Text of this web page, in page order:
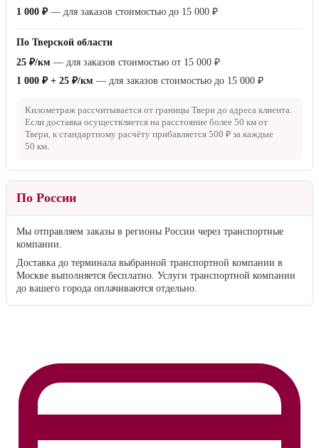
1 000 ₽— для заказов стоимостью до 15 000 ₽
По Тверской области
25 ₽/км — для заказов стоимостью от 15 000 ₽
1 000 ₽ + 25 ₽/км — для заказов стоимостью до 15 000 ₽
Километраж рассчитывается от границы Твери до адреса клиента.
Если доставка осуществляется на расстояние более 50 км от
Твери, к стандартному расчёту прибавляется 500 ₽ за каждые
50 км
По России
Мы отправляем заказы в регионы России через транспортные
компании.
Доставка до терминала выбранной транспортной компании в
Москве выполняется бесплатно. Услуги транспортной компании
до вашего города оплачиваются отдельно.